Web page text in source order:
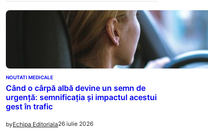
NOUTATI MEDICALE
Când o cârpă albă devine un semn de
urgență: semnificația și impactul acestui
gest în trafic
byEchipa Editoriala26 iulie 2026